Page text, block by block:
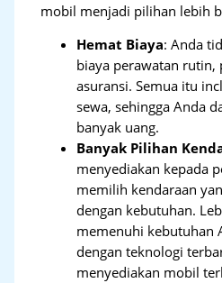
mobil menjadi pilihan lebih
Hemat Biaya: Anda
biaya perawatan rutin,
asuransi. Semua itu
sewa, sehingga Anda
banyak uang.
Banyak Pilihan
menyediakan kepada
memilih kendaraan
dengan kebutuhan.
memenuhi kebutuhan
dengan teknologi
menyediakan mobil